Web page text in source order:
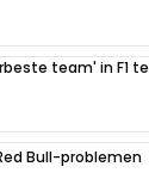
team' in F1 te
Bull-problemen